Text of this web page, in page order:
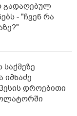
გადაღებულ
- "ჩვენ რა
საქმეზე
იმნაძე
დროებითი